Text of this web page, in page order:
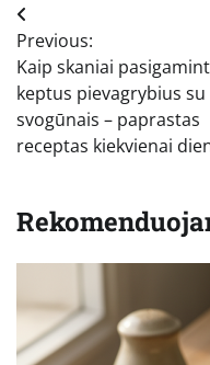
Navigacija
tarp
įrašų
Previous:
Kaip skaniai
keptus pievagrybius su
svogūnais – paprastas
receptas kiekvienai